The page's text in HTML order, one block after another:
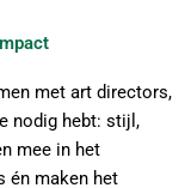
met art directors,
nodig hebt: stijl,
mee in het
én maken het